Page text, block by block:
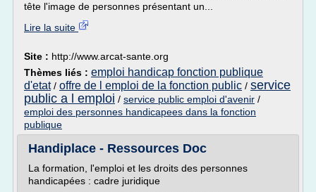
tête l'image de personnes présentant un...
Lire la suite
Site : http://www.arcat-sante.org
Thèmes liés : emploi handicap fonction publique
d'etat/ offre de l emploi de la fonction public / service
public a l emploi / service public emploi d'avenir /
emploi des personnes handicapees dans la fonction
publique
Handiplace - Ressources Doc
La formation, l'emploi et les droits des personnes
handicapées : cadre juridique